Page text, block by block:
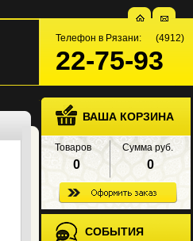
Телефон в Рязани: (4912)
22-75-93
ВАША КОРЗИНА
Товаров
0
Сумма руб.
0
СОБЫТИЯ